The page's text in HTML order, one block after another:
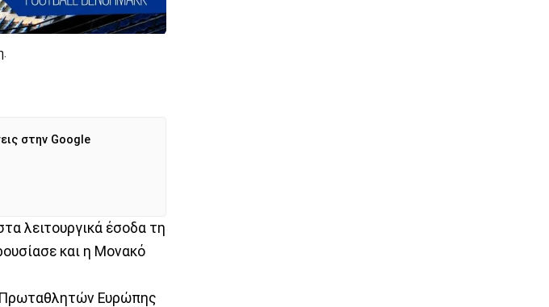
στην Google
λειτουργικά έσοδα τη
και η Μονακό
Πρωταθλητών Ευρώπης